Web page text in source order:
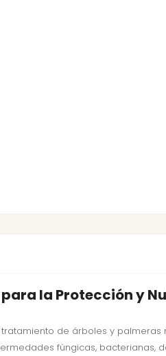
la Protección y
de árboles y palmeras
fúngicas, bacterianas,